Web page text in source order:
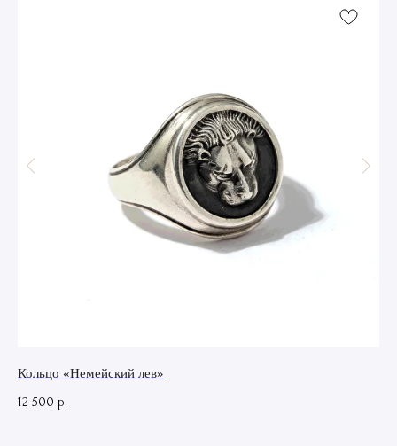
Кольцо «Немейский лев»
12 500 р.